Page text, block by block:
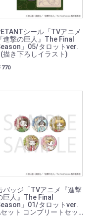
シール「TVアニメ
『進撃の巨人』The Final
」05/タロットver.
描き下ろしイラスト)
770
バッジ「TVアニメ『進撃
巨人』The Final
」01/タロットver.
ット コンプリートセッ